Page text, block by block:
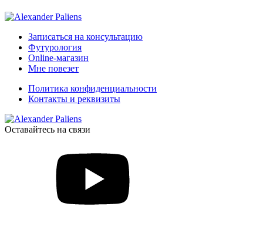
Записаться на консультацию
Футурология
Online-магазин
Мне повезет
Политика конфиденциальности
Контакты и реквизиты
Оставайтесь на связи